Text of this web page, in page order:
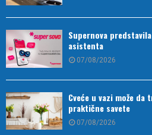
Supernova
asistenta
07/08/2026
Cveće u vazi može
praktične savete
07/08/2026